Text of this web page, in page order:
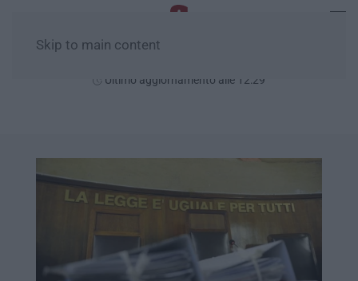
Skip to main content
Ultimo aggiornamento alle 12:29